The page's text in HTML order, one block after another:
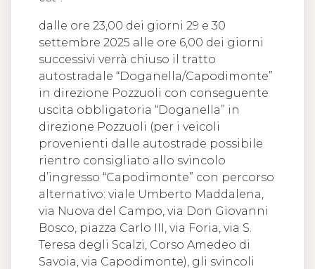
dalle ore 23,00 dei giorni 29 e 30
settembre 2025 alle ore 6,00 dei giorni
successivi verrà chiuso il tratto
autostradale “Doganella/Capodimonte”
in direzione Pozzuoli con conseguente
uscita obbligatoria “Doganella” in
direzione Pozzuoli (per i veicoli
provenienti dalle autostrade possibile
rientro consigliato allo svincolo
d’ingresso “Capodimonte” con percorso
alternativo: viale Umberto Maddalena,
via Nuova del Campo, via Don Giovanni
Bosco, piazza Carlo III, via Foria, via S.
Teresa degli Scalzi, Corso Amedeo di
Savoia, via Capodimonte), gli svincoli